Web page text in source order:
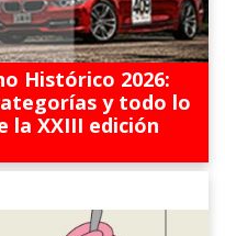
Histórico 2026:
y todo lo
la XXIII edición